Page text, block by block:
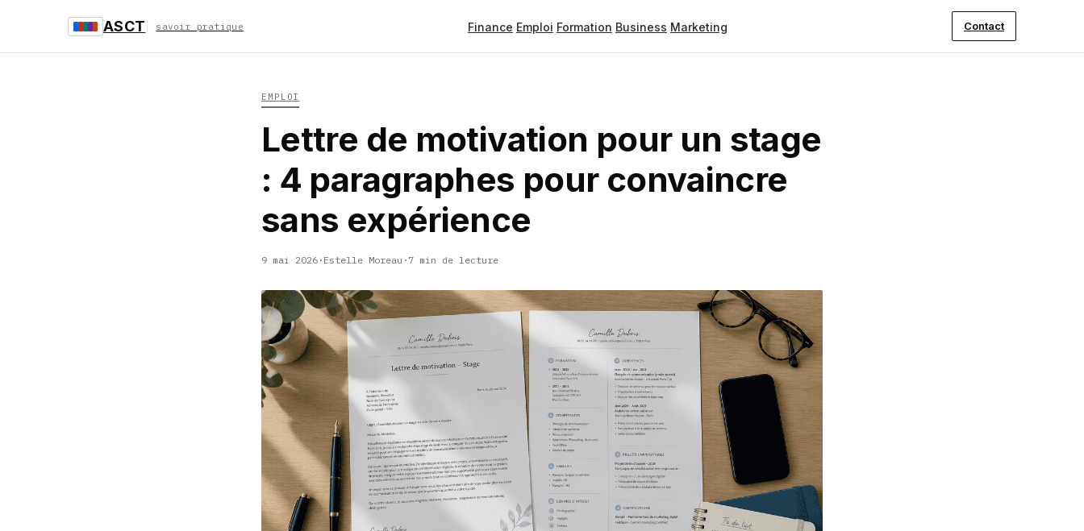
ASCT savoir pratique Finance Emploi Formation Business Marketing Contact
EMPLOI
Lettre de motivation pour un stage
: 4 paragraphes pour convaincre
sans expérience
9 mai 2026 · Estelle Moreau · 7 min de lecture